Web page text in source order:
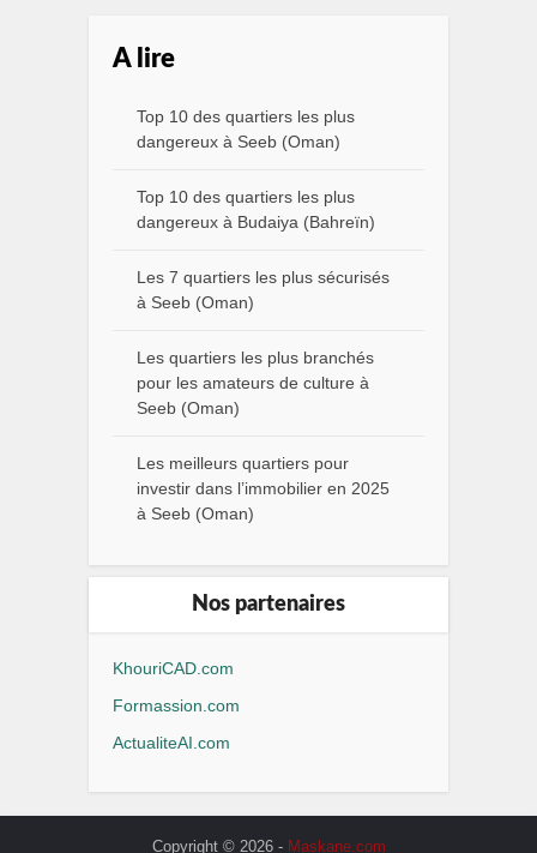
A lire
Top 10 des quartiers les plus
dangereux à Seeb (Oman)
Top 10 des quartiers les plus
dangereux à Budaiya (Bahreïn)
Les 7 quartiers les plus sécurisés
à Seeb (Oman)
Les quartiers les plus branchés
pour les amateurs de culture à
Seeb (Oman)
Les meilleurs quartiers pour
investir dans l’immobilier en 2025
à Seeb (Oman)
Nos partenaires
KhouriCAD.com
Formassion.com
ActualiteAI.com
Copyright © 2026 - Maskane.com